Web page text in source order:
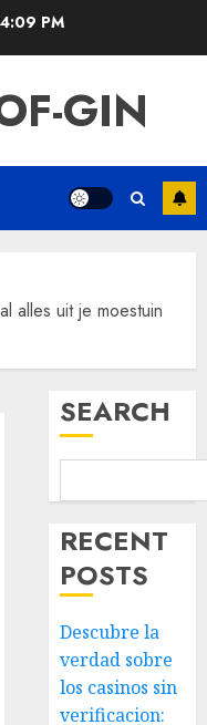
PM
GIN
alles uit je moestuin
SEARCH
RECENT
POSTS
Descubre la
verdad sobre
los casinos sin
verificacion: